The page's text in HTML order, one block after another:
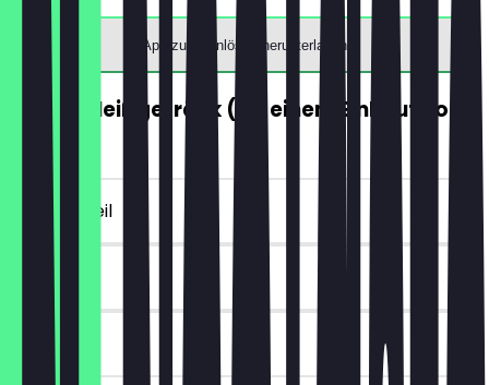
App zum Einlösen herunterladen
GRATIS Heißgetränk (ab einem Einkauf von
~€ 4 Vorteil
7 Tage
vor Ort